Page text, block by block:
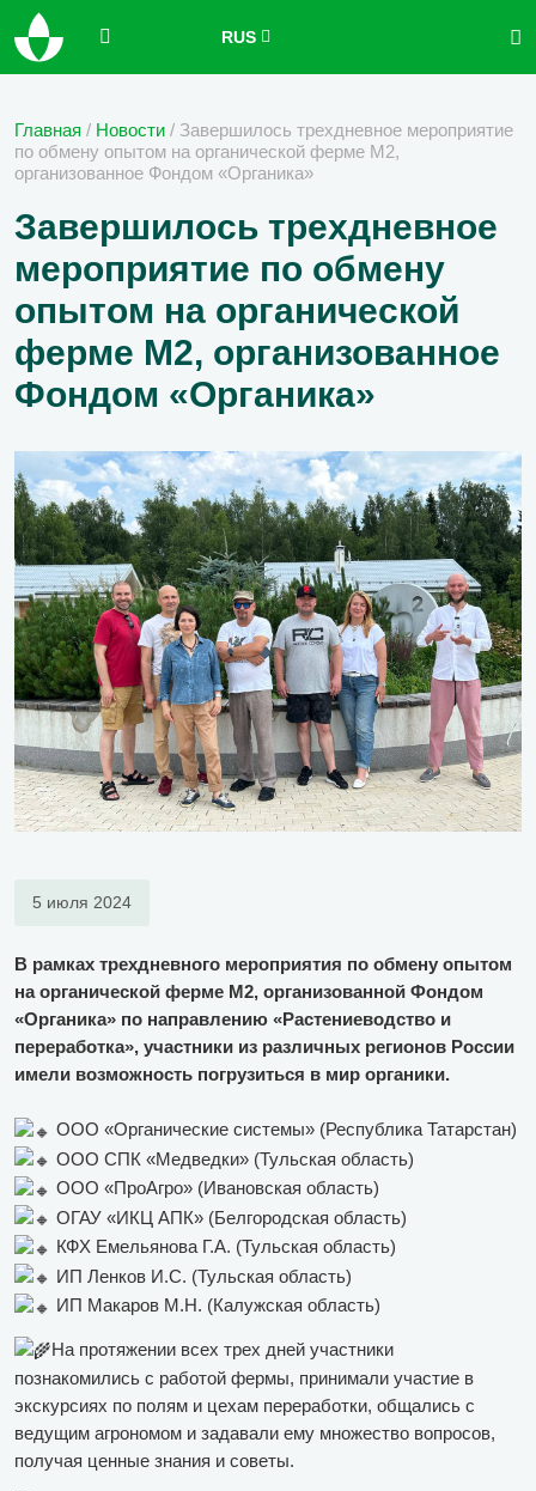
RUS
Главная / Новости / Завершилось трехдневное мероприятие
по обмену опытом на органической ферме М2,
организованное Фондом «Органика»
Завершилось трехдневное
мероприятие по обмену
опытом на органической
ферме М2, организованное
Фондом «Органика»
5 июля 2024
В рамках трехдневного мероприятия по обмену опытом
на органической ферме М2, организованной Фондом
«Органика» по направлению «Растениеводство и
переработка», участники из различных регионов России
имели возможность погрузиться в мир органики.
ООО «Органические системы» (Республика Татарстан)
ООО СПК «Медведки» (Тульская область)
ООО «ПроАгро» (Ивановская область)
ОГАУ «ИКЦ АПК» (Белгородская область)
КФХ Емельянова Г.А. (Тульская область)
ИП Ленков И.С. (Тульская область)
ИП Макаров М.Н. (Калужская область)
На протяжении всех трех дней участники
познакомились с работой фермы, принимали участие в
экскурсиях по полям и цехам переработки, общались с
ведущим агрономом и задавали ему множество вопросов,
получая ценные знания и советы.